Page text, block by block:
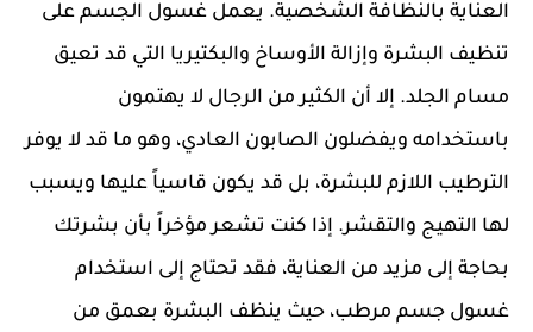
العناية بالنظافة الشخصية. يعمل غسول الجسم على
تنظيف البشرة وإزالة الأوساخ والبكتيريا التي قد تعيق
مسام الجلد. إلا أن الكثير من الرجال لا يهتمون
باستخدامه ويفضلون الصابون العادي، وهو ما قد لا يوفر
الترطيب اللازم للبشرة، بل قد يكون قاسياً عليها ويسبب
لها التهيج والتقشر. إذا كنت تشعر مؤخراً بأن بشرتك
بحاجة إلى مزيد من العناية، فقد تحتاج إلى استخدام
غسول جسم مرطب، حيث ينظف البشرة بعمق من